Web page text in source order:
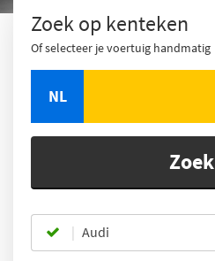
Zoek op kenteken
Of selecteer je voertuig handmatig
NL
Zoek
Audi